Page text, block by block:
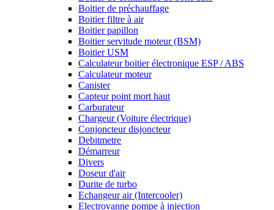
Boitier de préchauffage
Boitier filtre à air
Boitier papillon
Boitier servitude moteur (BSM)
Boitier USM
Calculateur boitier électronique ESP / ABS
Calculateur moteur
Canister
Capteur point mort haut
Carburateur
Chargeur (Voiture électrique)
Conjoncteur disjoncteur
Debitmetre
Démarreur
Divers
Doseur d'air
Durite de turbo
Echangeur air (Intercooler)
Electrovanne pompe à injection